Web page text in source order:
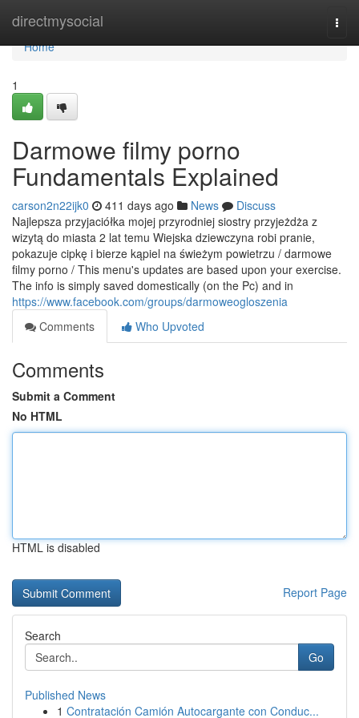
directmysocial
Home
Home
1
Darmowe filmy porno
Fundamentals Explained
carson2n22ijk0 411 days ago News
Discuss
Najlepsza przyjaciółka mojej przyrodniej siostry przyjeżdża z
wizytą do miasta 2 lat temu Wiejska dziewczyna robi pranie,
pokazuje cipkę i bierze kąpiel na świeżym powietrzu / darmowe
filmy porno / This menu's updates are based upon your exercise.
The info is simply saved domestically (on the Pc) and in
https://www.facebook.com/groups/darmoweogloszenia
Comments
Who Upvoted
Comments
Submit a Comment
No HTML
HTML is disabled
Report Page
Search
Go
Published News
1 Contratación Camión Autocargante con Conduc...